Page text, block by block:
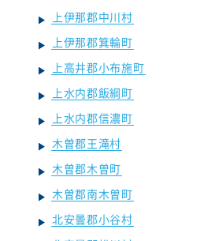
上伊那郡中川村
上伊那郡箕輪町
上高井郡小布施町
上水内郡飯綱町
上水内郡信濃町
木曽郡王滝村
木曽郡木曽町
木曽郡南木曽町
北安曇郡小谷村